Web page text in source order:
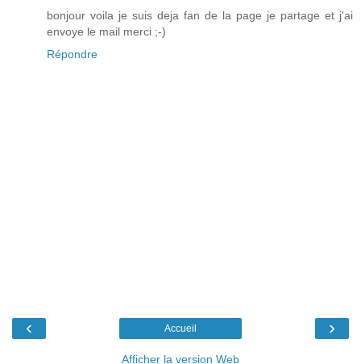
bonjour voila je suis deja fan de la page je partage et j'ai
envoye le mail merci ;-)
Répondre
‹ ›
Accueil
Afficher la version Web